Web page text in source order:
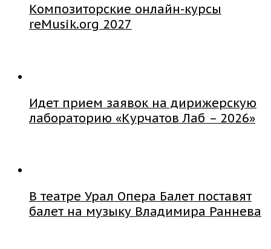
Композиторские онлайн-курсы
reMusik.org 2027
Идет прием заявок на дирижерскую
лабораторию «Курчатов Лаб – 2026»
В театре Урал Опера Балет поставят
балет на музыку Владимира Раннева